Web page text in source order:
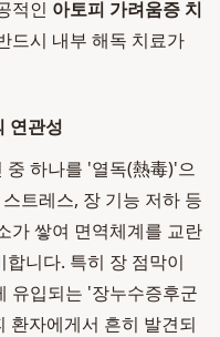
적인 아토피 가려움증 치
드시 내부 해독 치료가
연관성
중 하나를 '열독(熱毒)'으
트레스, 장 기능 저하 등
가 쌓여 면역체계를 교란
니다. 특히 장 점막이
유입되는 '장누수증후군
자에게서 흔히 발견되